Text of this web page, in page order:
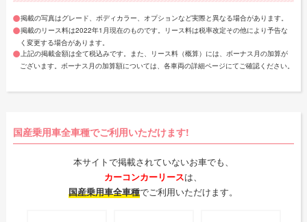
掲載の写真はグレード、ボディカラー、オプションなど実際と異なる場合があります。
掲載のリース料は2022年1月現在のものです。リース料は税率改定その他により予告な
く変更する場合があります。
上記の掲載金額は全て税込みです。また、リース料（概算）には、ボーナス月の加算が
ございます。ボーナス月の加算額については、各車両の詳細ページにてご確認ください。
国産乗用車全車種でご利用いただけます!
本サイトで掲載されていないお車でも、
カーコンカーリースは、
国産乗用車全車種でご利用いただけます。